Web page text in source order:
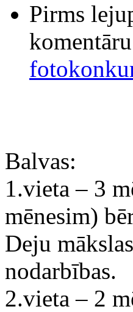
Pirms
Balvas:
1.vieta – 3
mēnesim)
Deju
nodarbības.
2.vieta – 2